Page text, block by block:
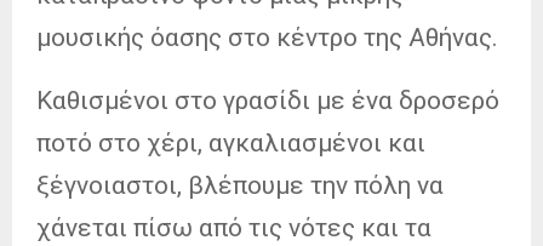
μουσικής όασης στο κέντρο της Αθήνας.
Καθισμένοι στο γρασίδι με ένα δροσερό
ποτό στο χέρι, αγκαλιασμένοι και
ξέγνοιαστοι, βλέπουμε την πόλη να
χάνεται πίσω από τις νότες και τα